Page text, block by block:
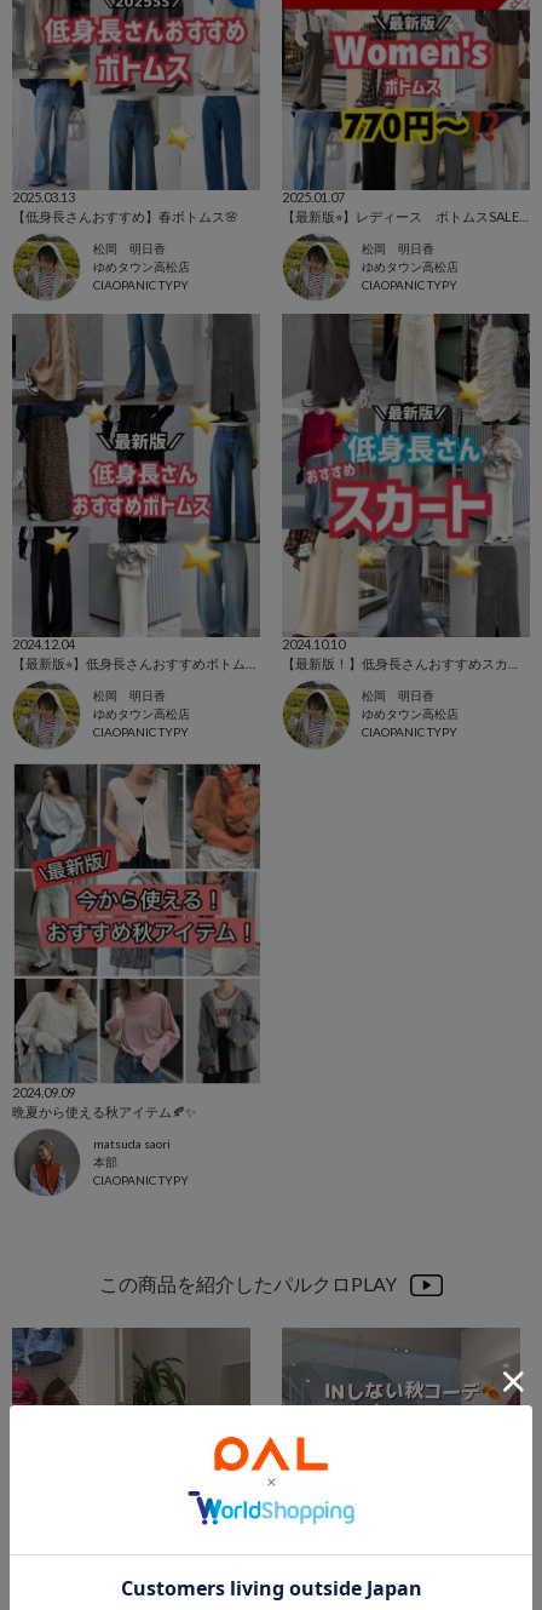
2025.03.13
【低身長さんおすすめ】春ボトムス🌸
松岡 明日香
ゆめタウン高松店
CIAOPANIC TYPY
2025.01.07
【最新版⭐︎】レディース ボトムスSALEアイテム！！
松岡 明日香
ゆめタウン高松店
CIAOPANIC TYPY
2024.12.04
松岡 明日香
ゆめタウン高松店
CIAOPANIC TYPY
2024.10.10
松岡 明日香
ゆめタウン高松店
CIAOPANIC TYPY
2024.09.09
晩夏から使える秋アイテム🍂✨
matsuda saori
本部
CIAOPANIC TYPY
この商品を紹介したパルクロPLAY